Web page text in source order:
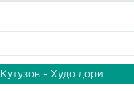
- Худо дори